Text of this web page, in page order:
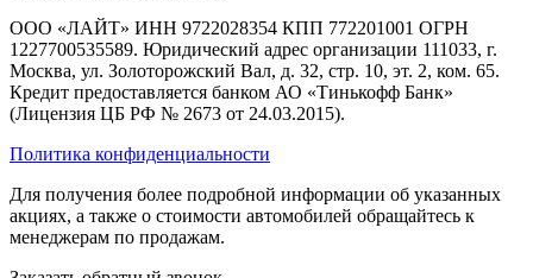
ООО «ЛАЙТ» ИНН 9722028354 КПП 772201001 ОГРН
1227700535589. Юридический адрес организации 111033, г.
Москва, ул. Золоторожский Вал, д. 32, стр. 10, эт. 2, ком. 65.
Кредит предоставляется банком АО «Тинькофф Банк»
(Лицензия ЦБ РФ № 2673 от 24.03.2015).
Политика конфиденциальности
Для получения более подробной информации об указанных
акциях, а также о стоимости автомобилей обращайтесь к
менеджерам по продажам.